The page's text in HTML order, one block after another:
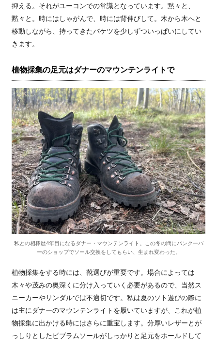
抑える。それがユーコンでの常識となっています。黙々と、
黙々と。時にはしゃがんで、時には背伸びして。木から木へと
移動しながら、持ってきたバケツを少しずついっぱいにしてい
きます。
植物採集の足元はダナーのマウンテンライトで
私との相棒歴4年目になるダナー・マウンテンライト。この冬の間にバンクーバ
ーのショップでソール交換をしてもらい、生まれ変わった。
植物採集をする時には、靴選びが重要です。場合によっては
木々や茂みの奥深くに分け入っていく必要があるので、当然ス
ニーカーやサンダルでは不適切です。私は夏のソト遊びの際に
は主にダナーのマウンテンライトを履いていますが、これが植
物採集に出かける時にはさらに重宝します。分厚いレザーとが
っしりとしたビブラムソールがしっかりと足元をホールドして